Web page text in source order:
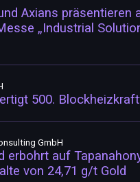
Axians präsentieren
„Industrial
500.
GmbH
erbohrt auf
von 24,71 g/t Gold